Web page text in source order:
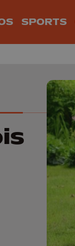
SPORTS